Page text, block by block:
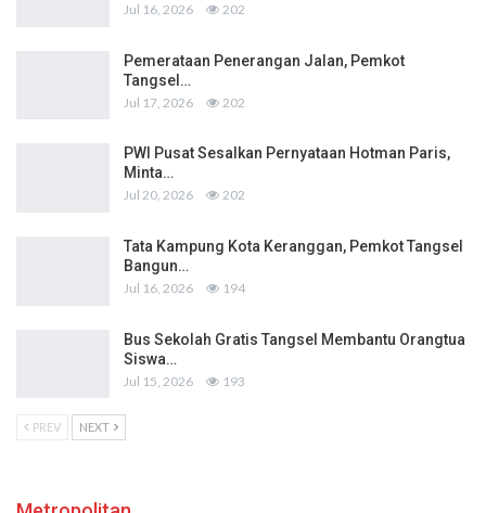
Jul 16, 2026 202
Pemerataan Penerangan Jalan, Pemkot
Tangsel…
Jul 17, 2026 202
PWI Pusat Sesalkan Pernyataan Hotman Paris,
Minta…
Jul 20, 2026 202
Tata Kampung Kota Keranggan, Pemkot Tangsel
Bangun…
Jul 16, 2026 194
Bus Sekolah Gratis Tangsel Membantu Orangtua
Siswa…
Jul 15, 2026 193
PREV NEXT